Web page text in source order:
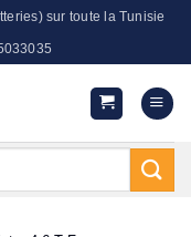
sur toute la Tunisie